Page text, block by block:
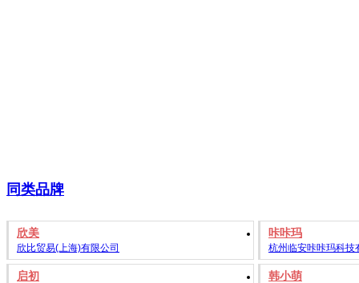
同类品牌
欣美
欣比贸易(上海)有限公司
咔咔玛
杭州临安咔咔玛科技
启初 韩小萌